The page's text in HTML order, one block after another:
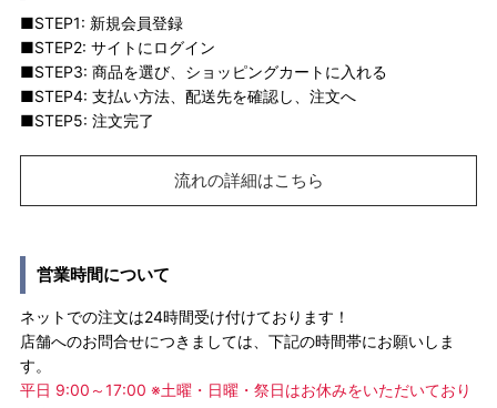
■STEP1: 新規会員登録
■STEP2: サイトにログイン
■STEP3: 商品を選び、ショッピングカートに入れる
■STEP4: 支払い方法、配送先を確認し、注文へ
■STEP5: 注文完了
流れの詳細はこちら
営業時間について
ネットでの注文は24時間受け付けております！
店舗へのお問合せにつきましては、下記の時間帯にお願いしま
す。
平日 9:00～17:00 ※土曜・日曜・祭日はお休みをいただいており